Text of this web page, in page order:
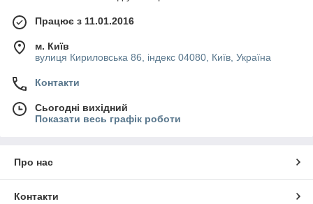
Працює з 11.01.2016
м. Київ
вулиця Кириловська 86, індекс 04080, Київ, Україна
Контакти
Сьогодні вихідний
Показати весь графік роботи
Про нас
Контакти